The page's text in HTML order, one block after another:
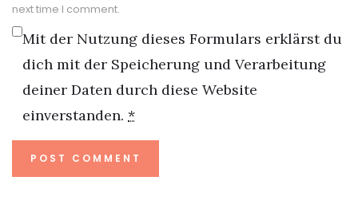
next time I comment.
Mit der Nutzung dieses Formulars erklärst du
dich mit der Speicherung und Verarbeitung
deiner Daten durch diese Website
einverstanden. *